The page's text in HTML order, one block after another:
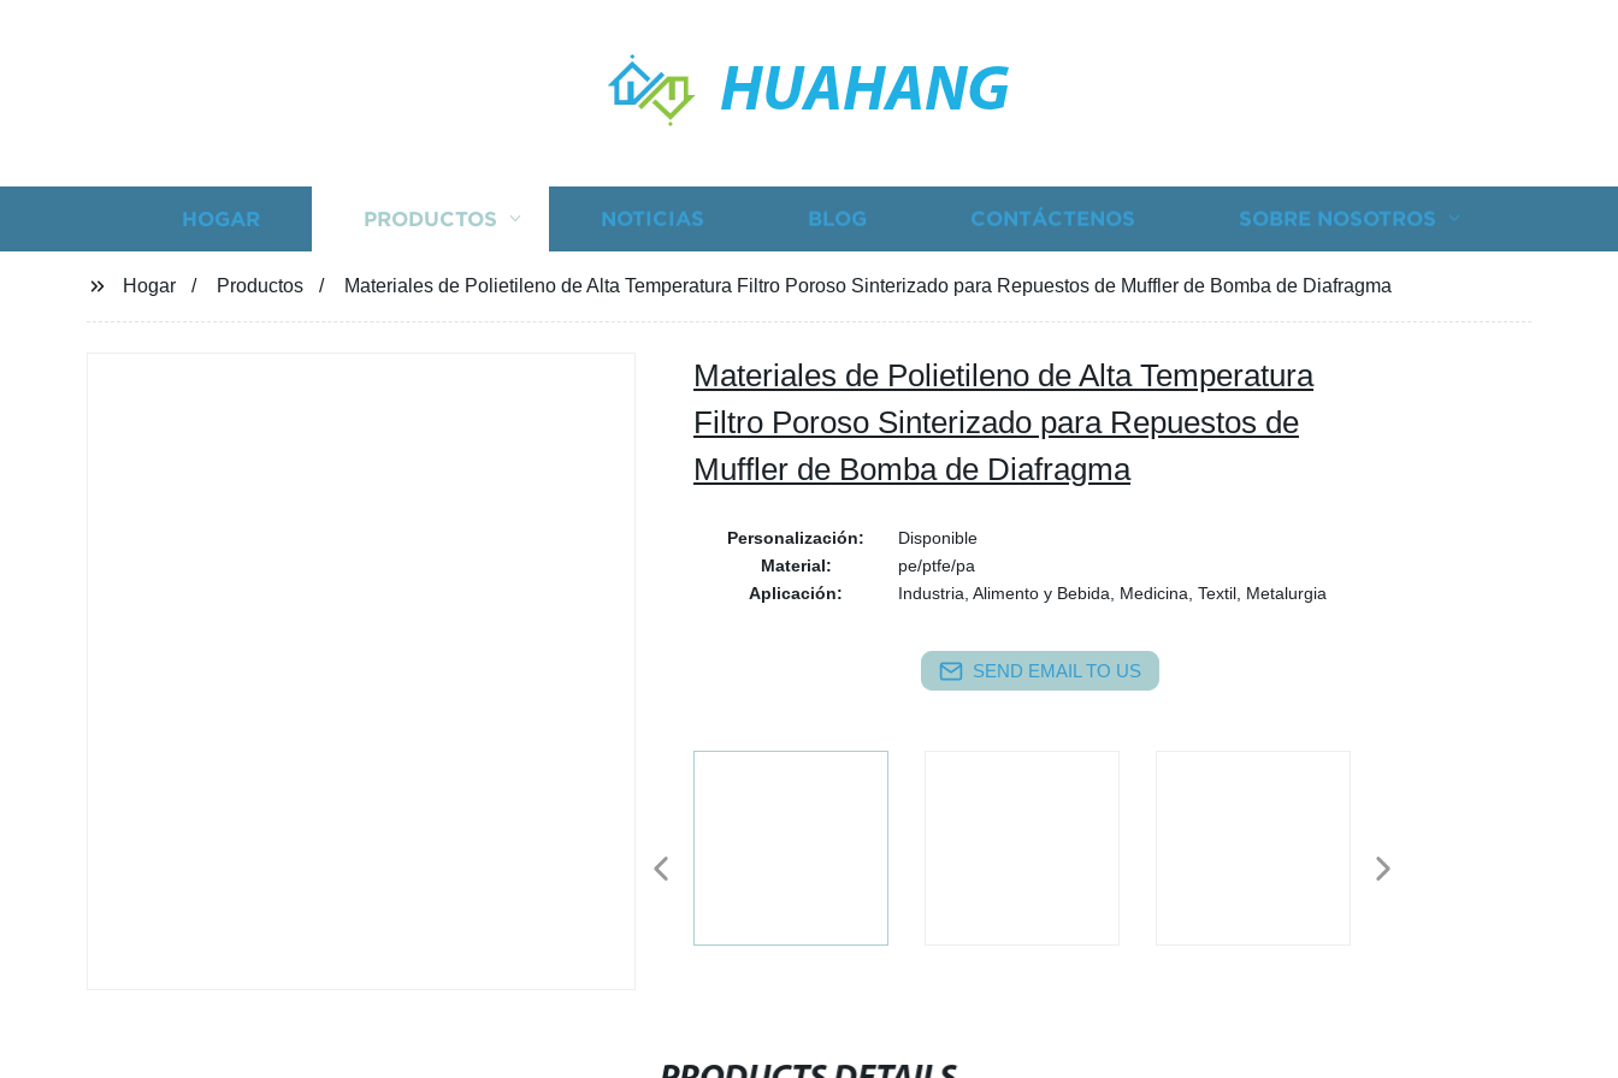
HUAHANG
HOGAR PRODUCTOS NOTICIAS BLOG CONTÁCTENOS SOBRE NOSOTROS
Hogar Productos Materiales de Polietileno de Alta Temperatura Filtro Poroso Sinterizado para Repuestos de Muffler de Bomba de Diafragma
Materiales de Polietileno de Alta Temperatura
Filtro Poroso Sinterizado para Repuestos de
Muffler de Bomba de Diafragma
Personalización:
Disponible
Material:
pe/ptfe/pa
Aplicación:
Industria, Alimento y Bebida, Medicina, Textil, Metalurgia
SEND EMAIL TO US